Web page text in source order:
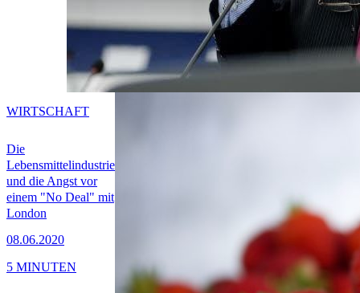
Die
Lebensmittelindustrie
und die Angst vor
einem "No Deal" mit
London
08.06.2020
WIRTSCHAFT
5 MINUTEN